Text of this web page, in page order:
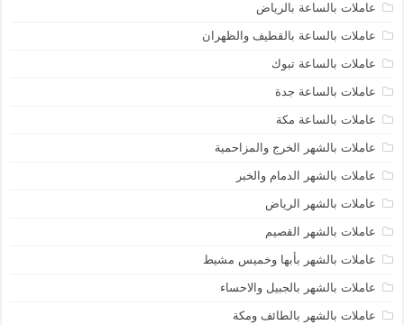
عاملات بالساعة بالرياض
عاملات بالساعة بالقطيف والظهران
عاملات بالساعة تبوك
عاملات بالساعة جدة
عاملات بالساعة مكة
عاملات بالشهر الخرج والمزاحمية
عاملات بالشهر الدمام والخبر
عاملات بالشهر الرياض
عاملات بالشهر القصيم
عاملات بالشهر بأبها وخميس مشيط
عاملات بالشهر بالجبيل والاحساء
عاملات بالشهر بالطائف ومكة